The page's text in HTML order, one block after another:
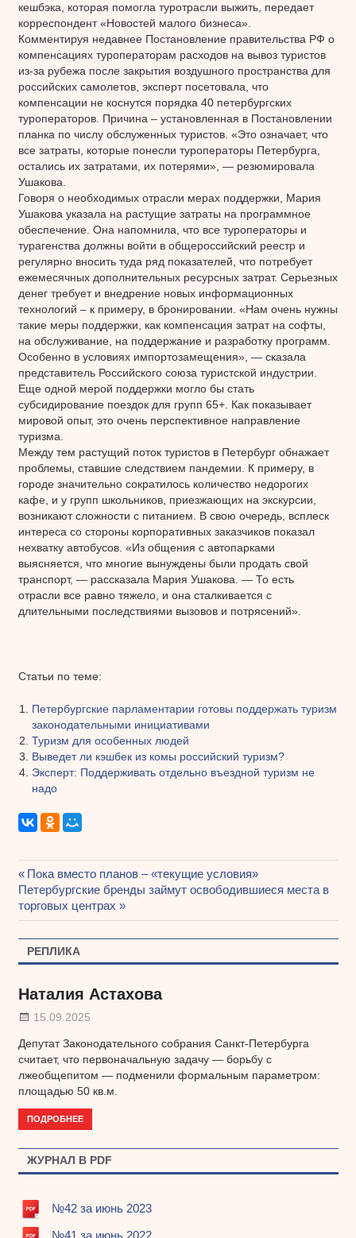
кешбэка, которая помогла туротрасли выжить, передает
корреспондент «Новостей малого бизнеса».
Комментируя недавнее Постановление правительства РФ о
компенсациях туроператорам расходов на вывоз туристов
из-за рубежа после закрытия воздушного пространства для
российских самолетов, эксперт посетовала, что
компенсации не коснутся порядка 40 петербургских
туроператоров. Причина – установленная в Постановлении
планка по числу обслуженных туристов. «Это означает, что
все затраты, которые понесли туроператоры Петербурга,
остались их затратами, их потерями», — резюмировала
Ушакова.
Говоря о необходимых отрасли мерах поддержки, Мария
Ушакова указала на растущие затраты на программное
обеспечение. Она напомнила, что все туроператоры и
турагенства должны войти в общероссийский реестр и
регулярно вносить туда ряд показателей, что потребует
ежемесячных дополнительных ресурсных затрат. Серьезных
денег требует и внедрение новых информационных
технологий – к примеру, в бронировании. «Нам очень нужны
такие меры поддержки, как компенсация затрат на софты,
на обслуживание, на поддержание и разработку программ.
Особенно в условиях импортозамещения», — сказала
представитель Российского союза туристской индустрии.
Еще одной мерой поддержки могло бы стать
субсидирование поездок для групп 65+. Как показывает
мировой опыт, это очень перспективное направление
туризма.
Между тем растущий поток туристов в Петербург обнажает
проблемы, ставшие следствием пандемии. К примеру, в
городе значительно сократилось количество недорогих
кафе, и у групп школьников, приезжающих на экскурсии,
возникают сложности с питанием. В свою очередь, всплеск
интереса со стороны корпоративных заказчиков показал
нехватку автобусов. «Из общения с автопарками
выясняется, что многие вынуждены были продать свой
транспорт, — рассказала Мария Ушакова. — То есть
отрасли все равно тяжело, и она сталкивается с
длительными последствиями вызовов и потрясений».
Статьи по теме:
Петербургские парламентарии готовы поддержать туризм
законодательными инициативами
Туризм для особенных людей
Выведет ли кэшбек из комы российский туризм?
Эксперт: Поддерживать отдельно въездной туризм не
надо
Навигация
по
записям
Предыдущая
запись:
Пока вместо планов – «текущие условия»
Следующая
запись:
Петербургские бренды займут освободившиеся места в
торговых центрах
РЕПЛИКА
Наталия Астахова
15.09.2025
Депутат Законодательного собрания Санкт-Петербурга
считает, что первоначальную задачу — борьбу с
лжеобщепитом — подменили формальным параметром:
площадью 50 кв.м.
ПОДРОБНЕЕ
ЖУРНАЛ В PDF
№42 за июнь 2023